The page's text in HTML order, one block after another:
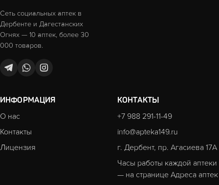
Сеть социальных аптек в
Дербенте и Дагестанских
Огнях — 10 аптек, более 30
000 товаров.
ИНФОРМАЦИЯ
О нас
Контакты
Лицензия
КОНТАКТЫ
+7 988 291-11-49
info@apteka149.ru
г. Дербент, пр. Агасиева 17А
Часы работы каждой аптеки
— на странице Адреса аптек